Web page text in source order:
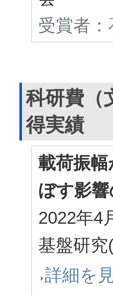
受賞者：
科研費（
得実績
載荷振
ぼす影
2022年4
基盤研究
詳細を